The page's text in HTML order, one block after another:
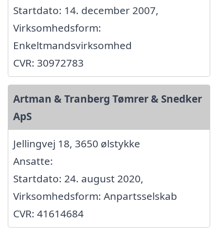
Startdato: 14. december 2007,
Virksomhedsform:
Enkeltmandsvirksomhed
CVR: 30972783
Artman & Tranberg Tømrer & Snedker
ApS
Jellingvej 18, 3650 ølstykke
Ansatte:
Startdato: 24. august 2020,
Virksomhedsform: Anpartsselskab
CVR: 41614684